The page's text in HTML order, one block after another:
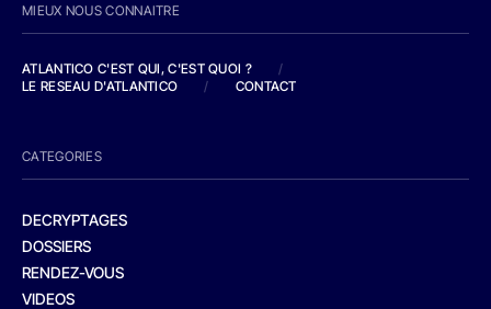
MIEUX NOUS CONNAITRE
ATLANTICO C'EST QUI, C'EST QUOI ?
/
LE RESEAU D'ATLANTICO
/ CONTACT
CATEGORIES
DECRYPTAGES
DOSSIERS
RENDEZ-VOUS
VIDEOS